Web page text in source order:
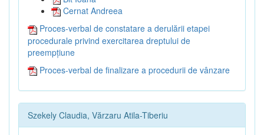
Cernat Andreea
Proces-verbal de constatare a derulării etapei
procedurale privind exercitarea dreptului de
preempțiune
Proces-verbal de finalizare a procedurii de vânzare
Szekely Claudia, Vărzaru Atila-Tiberiu